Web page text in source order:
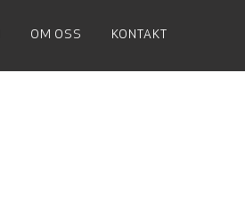
OM OSS KONTAKT